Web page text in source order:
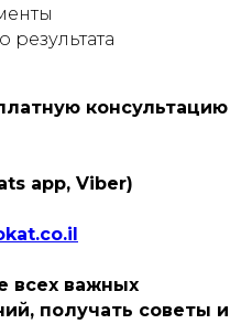
консультацию
app, Viber)
всех важных
получать советы и